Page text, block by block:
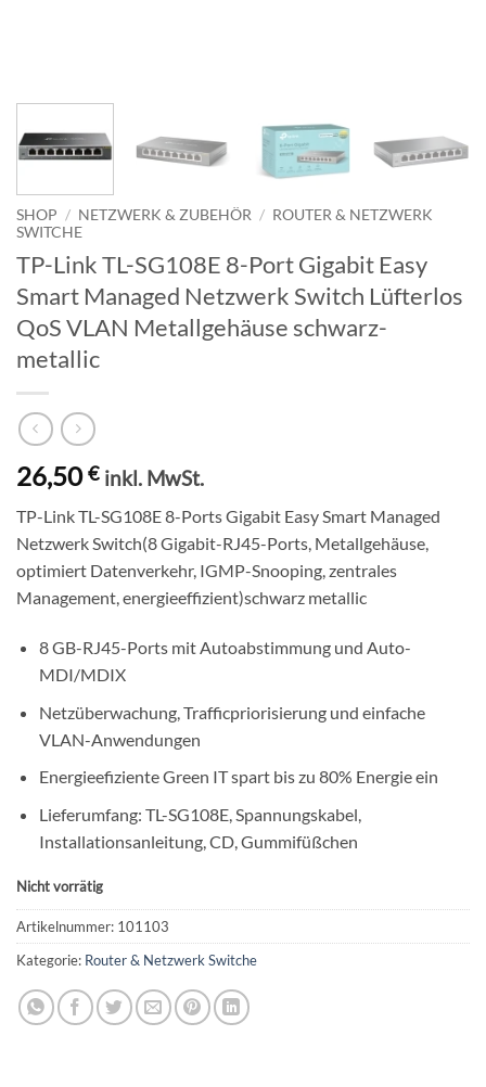
SHOP / NETZWERK & ZUBEHÖR / ROUTER & NETZWERK
SWITCHE
TP-Link TL-SG108E 8-Port Gigabit Easy
Smart Managed Netzwerk Switch Lüfterlos
QoS VLAN Metallgehäuse schwarz-
metallic
26,50€ inkl. MwSt.
TP-Link TL-SG108E 8-Ports Gigabit Easy Smart Managed
Netzwerk Switch(8 Gigabit-RJ45-Ports, Metallgehäuse,
optimiert Datenverkehr, IGMP-Snooping, zentrales
Management, energieeffizient)schwarz metallic
8 GB-RJ45-Ports mit Autoabstimmung und Auto-
MDI/MDIX
Netzüberwachung, Trafficpriorisierung und einfache
VLAN-Anwendungen
Energieefiziente Green IT spart bis zu 80% Energie ein
Lieferumfang: TL-SG108E, Spannungskabel,
Installationsanleitung, CD, Gummifüßchen
Nicht vorrätig
Artikelnummer: 101103
Kategorie: Router & Netzwerk Switche